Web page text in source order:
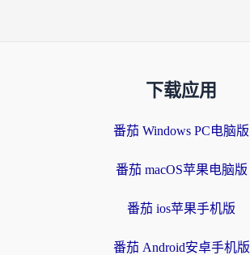
下载应用
番茄 Windows PC电脑版
番茄 macOS苹果电脑版
番茄 ios苹果手机版
番茄 Android安卓手机版